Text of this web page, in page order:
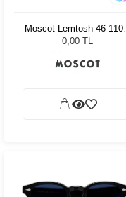
Moscot Lemtosh 46 110 Ii
Blue Celebrity Blue
0,00 TL